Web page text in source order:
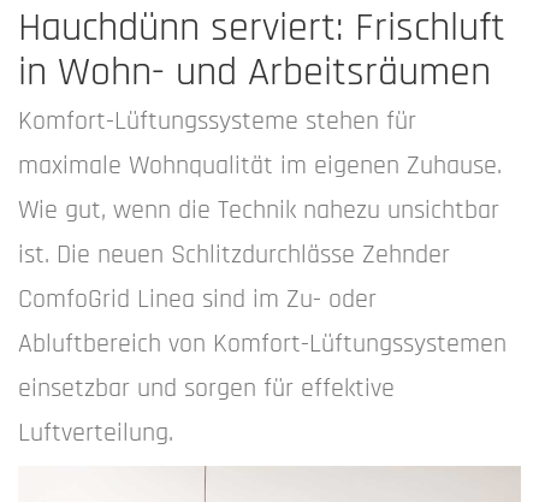
Hauchdünn serviert: Frischluft
in Wohn- und Arbeitsräumen
Komfort-Lüftungssysteme stehen für
maximale Wohnqualität im eigenen Zuhause.
Wie gut, wenn die Technik nahezu unsichtbar
ist. Die neuen Schlitzdurchlässe Zehnder
ComfoGrid Linea sind im Zu- oder
Abluftbereich von Komfort-Lüftungssystemen
einsetzbar und sorgen für effektive
Luftverteilung.